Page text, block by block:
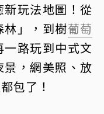
玩法地圖！從
」，到樹葡萄
一路玩到中式文
，網美照、放
包了！